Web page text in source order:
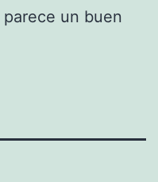
un buen